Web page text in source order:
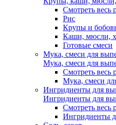
Смотреть весь
Рис
Крупы и
Каши, мюсли,
Готовые смеси
Мука, смеси для
Мука, смеси для
Смотреть весь
Мука, смеси
Ингридиенты для
Ингридиенты для
Смотреть весь
Ингридиенты